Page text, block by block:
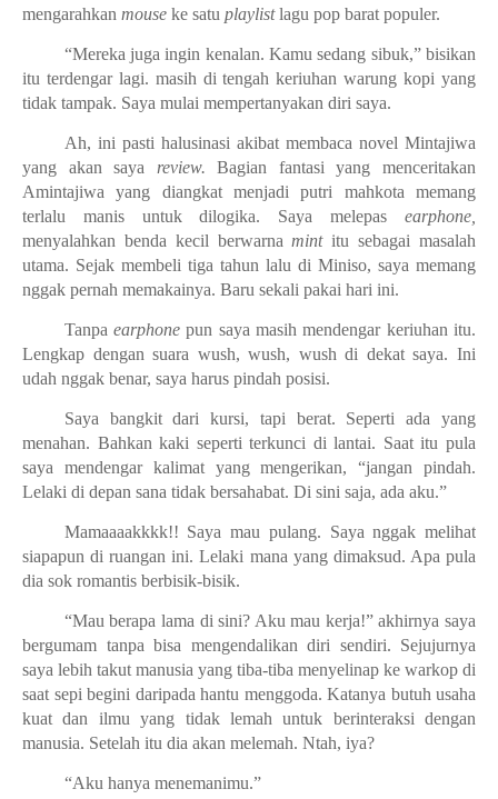
mengarahkan mouse ke satu playlistlagu pop barat populer.
“Mereka juga ingin kenalan. Kamu sedang sibuk,” bisikan
itu terdengar lagi. masih di tengah keriuhan warung kopi yang
tidak tampak. Saya mulai mempertanyakan diri saya.
Ah, ini pasti halusinasi akibat membaca novel Mintajiwa
yang akan saya review.Bagian fantasi yang menceritakan
Amintajiwa yang diangkat menjadi putri mahkota memang
terlalu manis untuk dilogika. Saya melepas earphone,
menyalahkan benda kecil berwarnamintitu sebagai masalah
utama. Sejak membeli tiga tahun lalu di Miniso, saya memang
nggak pernah memakainya. Baru sekali pakai hari ini.
Tanpaearphonepun saya masih mendengar keriuhan itu.
Lengkap dengan suara wush, wush, wush di dekat saya. Ini
udah nggak benar, saya harus pindah posisi.
Saya bangkit dari kursi, tapi berat. Seperti ada yang
menahan. Bahkan kaki seperti terkunci di lantai. Saat itu pula
saya mendengar kalimat yang mengerikan, “jangan pindah.
Lelaki di depan sana tidak bersahabat. Di sini saja, ada aku.”
Mamaaaakkkk!! Saya mau pulang. Saya nggak melihat
siapapun di ruangan ini. Lelaki mana yang dimaksud. Apa pula
dia sok romantis berbisik-bisik.
“Mau berapa lama di sini? Aku mau kerja!” akhirnya saya
bergumam tanpa bisa mengendalikan diri sendiri. Sejujurnya
saya lebih takut manusia yang tiba-tiba menyelinap ke warkop di
saat sepi begini daripada hantu menggoda. Katanya butuh usaha
kuat dan ilmu yang tidak lemah untuk berinteraksi dengan
manusia. Setelah itu dia akan melemah. Ntah, iya?
“Aku hanya menemanimu.”